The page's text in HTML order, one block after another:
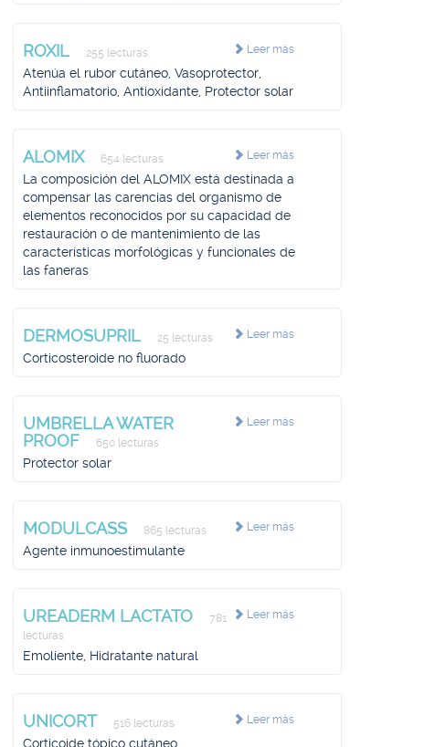
Leer más
ROXIL 255 lecturas
Atenúa el rubor cutáneo, Vasoprotector,
Antiinflamatorio, Antioxidante, Protector solar
Leer más
ALOMIX 654 lecturas
La composición del ALOMIX está destinada a
compensar las carencias del organismo de
elementos reconocidos por su capacidad de
restauración o de mantenimiento de las
características morfológicas y funcionales de
las faneras
Leer más
DERMOSUPRIL 25 lecturas
Corticosteroide no fluorado
Leer más
UMBRELLA WATER
PROOF
650 lecturas
Protector solar
Leer más
MODULCASS 865 lecturas
Agente inmunoestimulante
Leer más
UREADERM LACTATO
781
lecturas
Emoliente, Hidratante natural
Leer más
UNICORT 516 lecturas
Corticoide tópico cutáneo